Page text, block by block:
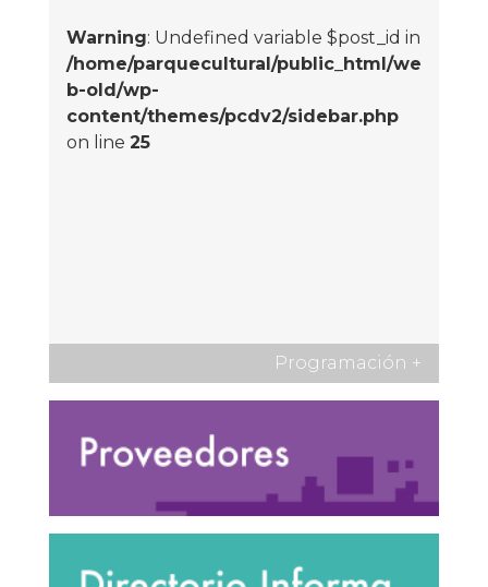
Warning: Undefined variable $post_id in
/home/parquecultural/public_html/we
b-old/wp-
content/themes/pcdv2/sidebar.php
on line 25
Programación +